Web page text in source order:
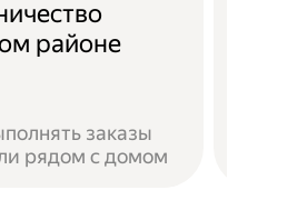
районе
заказы
рядом с домом